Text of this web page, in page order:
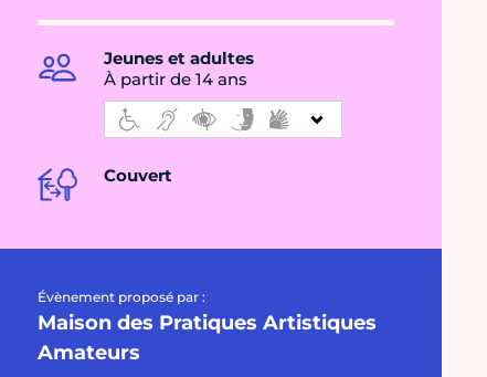
Jeunes et adultes
À partir de 14 ans
Couvert
Évènement proposé par :
Maison des Pratiques Artistiques
Amateurs